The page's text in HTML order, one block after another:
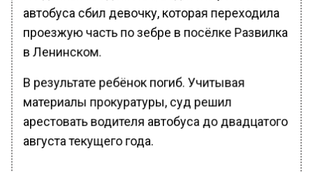
автобуса сбил девочку, которая переходила
проезжую часть по зебре в посёлке Развилка
в Ленинском.
В результате ребёнок погиб. Учитывая
материалы прокуратуры, суд решил
арестовать водителя автобуса до двадцатого
августа текущего года.